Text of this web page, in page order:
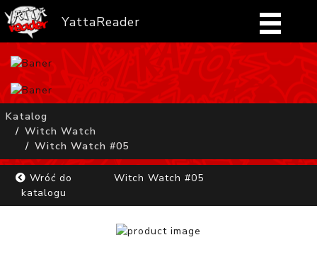
YattaReader
Home
FAQ
Mangi
Katalog
Witch Watch
Witch Watch #05
Wróć do
katalogu
Witch Watch #05